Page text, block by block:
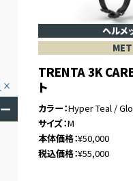
ー
ヘルメ
MET
TRENTA 3K
ト
カラー Hyper Teal /
サイズ M
本体価格 ¥50,000
税込価格 ¥55,000